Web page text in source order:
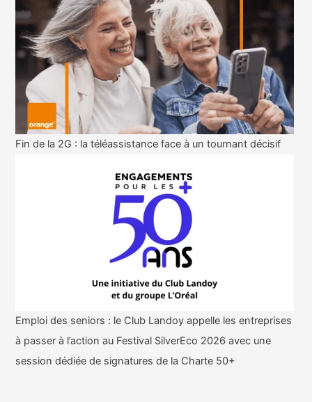
Fin de la 2G : la téléassistance face à un tournant décisif
Emploi des seniors : le Club Landoy appelle les entreprises
à passer à l’action au Festival SilverEco 2026 avec une
session dédiée de signatures de la Charte 50+